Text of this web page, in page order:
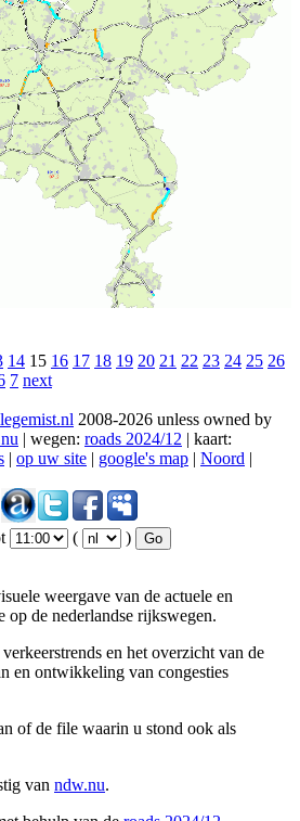
14 15 16 17 18 19 20 21 22 23 24 25 26
7 next
2008-2026 unless owned by
| wegen: roads 2024/12 | kaart:
| op uw site | google's map | Noord |
( )
weergave van de actuele en
op de nederlandse rijkswegen.
en het overzicht van de
en ontwikkeling van congesties
of de file waarin u stond ook als
van ndw.nu.